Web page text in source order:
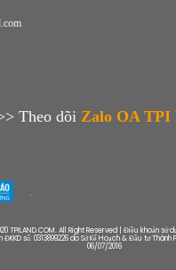
Theo dõi Zalo OA TPI
TPILAND.COM. All Right Reserved | Điều khoản sử
ĐKKD số: 0313899226 do Sở Kế Hoạch & Đầu tư
06/07/2016